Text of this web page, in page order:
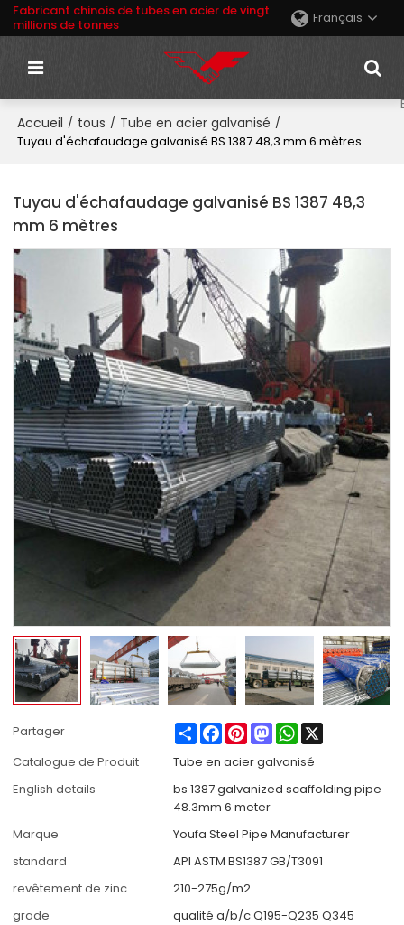
Fabricant chinois de tubes en acier de vingt
millions de tonnes
Français
Accueil / tous / Tube en acier galvanisé /
Tuyau d'échafaudage galvanisé BS 1387 48,3 mm 6 mètres
Tuyau d'échafaudage galvanisé BS 1387 48,3
mm 6 mètres
Partager ShareFacebook
PinterestMastodonWhatsApp
Catalogue de Produit
Tube en acier galvanisé
English details
bs 1387 galvanized scaffolding pipe
48.3mm 6 meter
Marque
Youfa Steel Pipe Manufacturer
standard
API ASTM BS1387 GB/T3091
revêtement de zinc
210-275g/m2
grade
qualité a/b/c Q195-Q235 Q345